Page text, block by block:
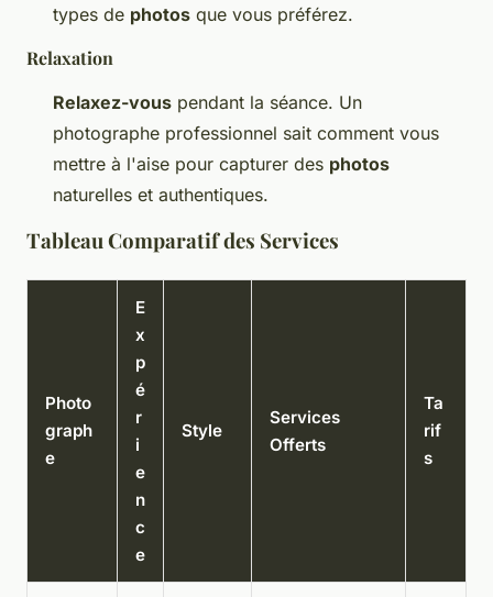
types de photos que vous préférez.
Relaxation
Relaxez-vous pendant la séance. Un
photographe professionnel sait comment vous
mettre à l'aise pour capturer des photos
naturelles et authentiques.
Tableau Comparatif des Services
Photo
graph
e
E
x
p
é
r
i
e
n
c
e
Style
Services
Offerts
Ta
rif
s